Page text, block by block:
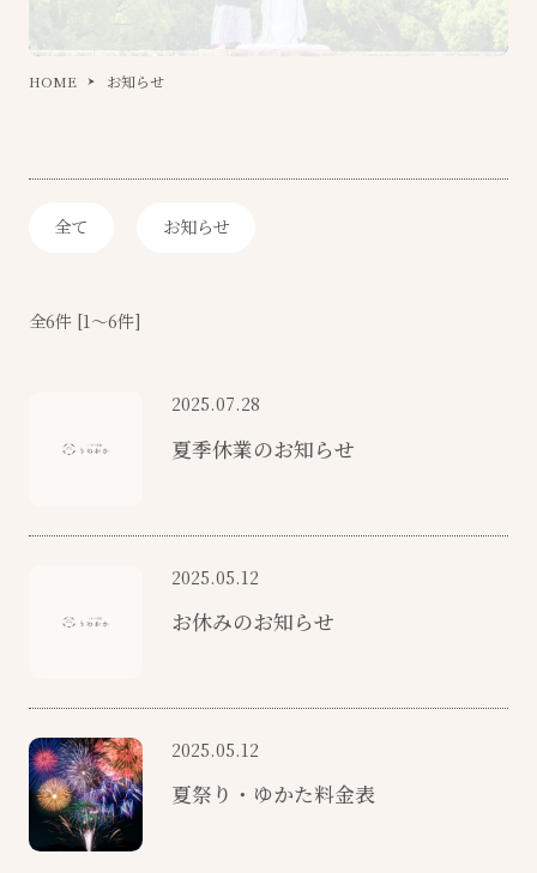
HOME お知らせ
全て お知らせ
全6件[1〜6件]
2025.07.28
夏季休業のお知らせ
2025.05.12
お休みのお知らせ
2025.05.12
夏祭り・ゆかた料金表